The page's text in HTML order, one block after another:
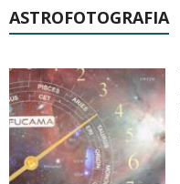
ASTROFOTOGRAFIA